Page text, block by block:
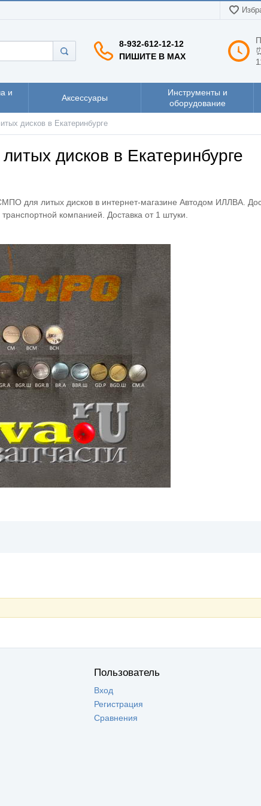
8-932-612-12-12
ПИШИТЕ В MAX
и
Аксессуары
Инструменты и
оборудование
дисков в Екатеринбурге
дисков в Екатеринбурге
для литых дисков в интернет-магазине Автодом ИЛЛВА.
компанией. Доставка от 1 штуки.
Пользователь
Вход
Регистрация
Сравнения